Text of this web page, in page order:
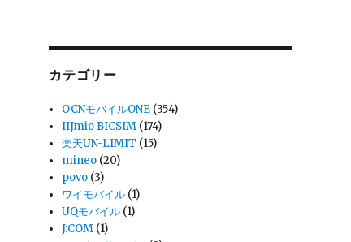
カテゴリー
OCNモバイルONE (354)
IIJmio BICSIM (174)
楽天UN-LIMIT (15)
mineo (20)
povo (3)
ワイモバイル (1)
UQモバイル (1)
J:COM (1)